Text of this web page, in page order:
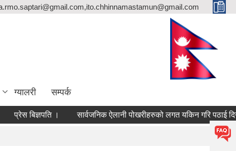
ग्यालरी सम्पर्क
प्रेस बिज्ञपति । सार्वजनिक ऐलानी पोखरीहरुको लगत यकिन गरि पठाई दिने